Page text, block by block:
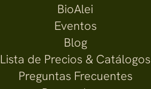
BioAlei
Eventos
Blog
Lista de Precios & Catálogos
Preguntas Frecuentes